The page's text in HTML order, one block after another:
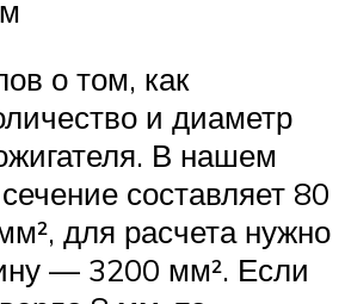
о том, как
и диаметр
В нашем
составляет 80
для расчета нужно
— 3200 мм². Если